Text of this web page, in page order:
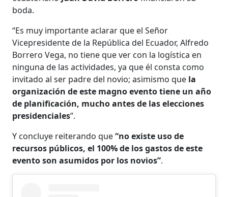
boda.
“Es muy importante aclarar que el Señor
Vicepresidente de la República del Ecuador, Alfredo
Borrero Vega, no tiene que ver con la logística en
ninguna de las actividades, ya que él consta como
invitado al ser padre del novio; asimismo que la
organización de este magno evento tiene un año
de planificación, mucho antes de las elecciones
presidenciales”.
Y concluye reiterando que“no existe uso de
recursos públicos, el 100% de los gastos de este
evento son asumidos por los novios”.